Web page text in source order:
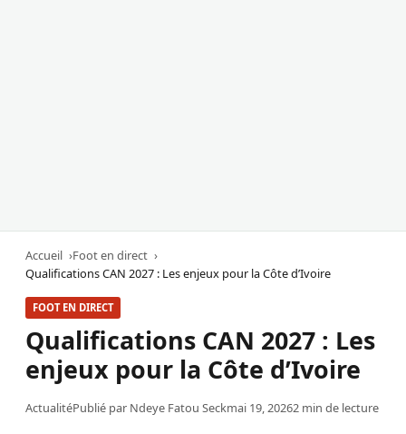
Accueil
Foot en direct
Qualifications CAN 2027 : Les enjeux pour la Côte d’Ivoire
FOOT EN DIRECT
Qualifications CAN 2027 : Les
enjeux pour la Côte d’Ivoire
ActualitéPublié par Ndeye Fatou Seckmai 19, 20262 min de lecture